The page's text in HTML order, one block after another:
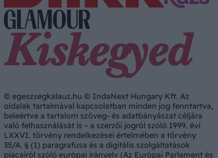
© egeszsegkalauz.hu © IndaNext Hungary Kft. Az
oldalak tartalmával kapcsolatban minden jog fenntartva,
beleértve a tartalom szöveg- és adatbányászat céljára
való felhasználását is – a szerzői jogról szóló 1999. évi
LXXVI. törvény rendelkezései értelmében a törvény
35/A. § (1) paragrafusa és a digitális szolgáltatások
piacairól szóló európai irányelv (Az Európai Parlament és